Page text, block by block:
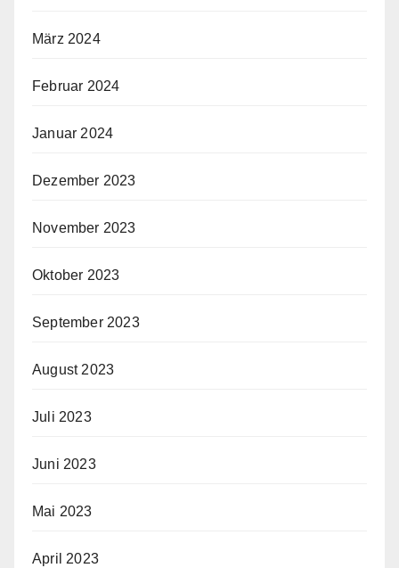
März 2024
Februar 2024
Januar 2024
Dezember 2023
November 2023
Oktober 2023
September 2023
August 2023
Juli 2023
Juni 2023
Mai 2023
April 2023